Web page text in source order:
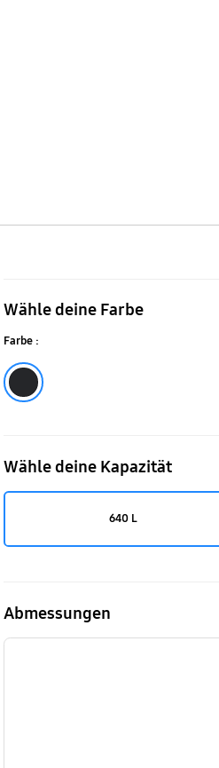
Side
All-
Around-
640L
Wähle deine Farbe
Farbe :
Wähle deine Kapazität
640 L
Abmessungen